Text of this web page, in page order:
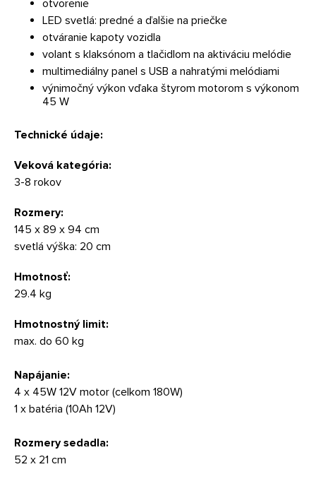
otvorenie
LED svetlá: predné a ďalšie na priečke
otváranie kapoty vozidla
volant s klaksónom a tlačidlom na aktiváciu melódie
multimediálny panel s USB a nahratými melódiami
výnimočný výkon vďaka štyrom motorom s výkonom
45 W
Technické údaje:
Veková kategória:
3-8 rokov
Rozmery:
145 x 89 x 94 cm
svetlá výška: 20 cm
Hmotnosť:
29.4 kg
Hmotnostný limit:
max. do 60 kg
Napájanie:
4 x 45W 12V motor (celkom 180W)
1 x batéria (10Ah 12V)
Rozmery sedadla:
52 x 21 cm